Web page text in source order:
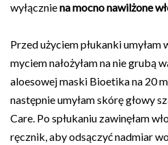
wyłączniena mocno nawilżone
Przed użyciem płukanki
myciem nałożyłam na nie grubą
aloesowej maski Bioetika na 20
następnie umyłam skórę głowy
Care. Po spłukaniu zawinęłam
ręcznik, aby odsączyć nadmiar